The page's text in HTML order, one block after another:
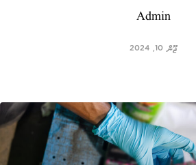
Admin
ޖޫން 10, 2024